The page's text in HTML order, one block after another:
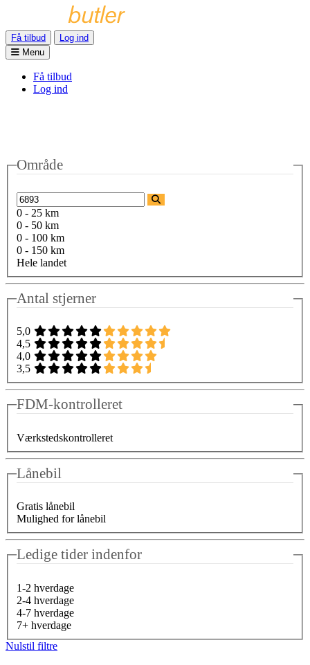
Få tilbud
Log ind
Menu
Få tilbud
Log ind
Område
0 - 25 km
0 - 50 km
0 - 100 km
0 - 150 km
Hele landet
Antal stjerner
5,0
4,5
4,0
3,5
FDM-kontrolleret
Værkstedskontrolleret
Lånebil
Gratis lånebil
Mulighed for lånebil
Ledige tider indenfor
1-2 hverdage
2-4 hverdage
4-7 hverdage
7+ hverdage
Nulstil filtre